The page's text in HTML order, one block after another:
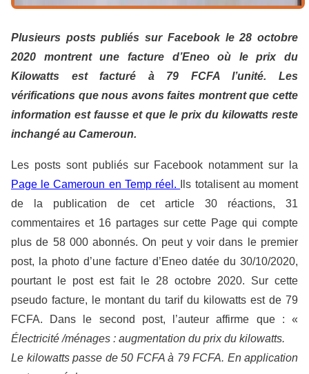
Plusieurs posts publiés sur Facebook le 28 octobre
2020 montrent une facture d’Eneo où le prix du
Kilowatts est facturé à 79 FCFA l’unité. Les
vérifications que nous avons faites montrent que cette
information est fausse et que le prix du kilowatts reste
inchangé au Cameroun.
Les posts sont publiés sur Facebook notamment sur la
Page le Cameroun en Temp réel.
Ils totalisent au moment
de la publication de cet article 30 réactions, 31
commentaires et 16 partages sur cette Page qui compte
plus de 58 000 abonnés. On peut y voir dans le premier
post, la photo d’une facture d’Eneo datée du 30/10/2020,
pourtant le post est fait le 28 octobre 2020. Sur cette
pseudo facture, le montant du tarif du kilowatts est de 79
FCFA. Dans le second post, l’auteur affirme que : «
Électricité /ménages : augmentation du prix du kilowatts.
Le kilowatts passe de 50 FCFA à 79 FCFA. En application